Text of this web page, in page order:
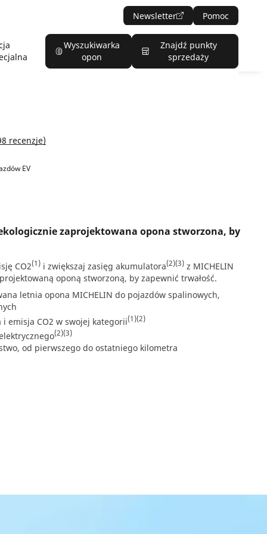
Newsletter Pomoc
Wyszukiwarka
opon
Znajdź punkty
sprzedaży
recenzje)
EV
ekologicznie zaprojektowana opona stworzona, by
CO2(1) i zwiększaj zasięg akumulatora(2)(3) z MICHELIN
oponą stworzoną, by zapewnić trwałość.
letnia opona MICHELIN do pojazdów spalinowych,
emisja CO2 w swojej kategorii(1)(2)
(2)(3)
od pierwszego do ostatniego kilometra